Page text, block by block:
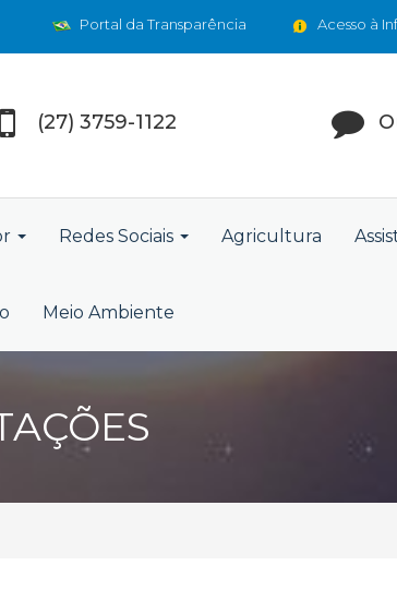
Acesso à
Portal da Transparência
(27) 3759-1122
Redes Sociais Agricultura
Meio Ambiente